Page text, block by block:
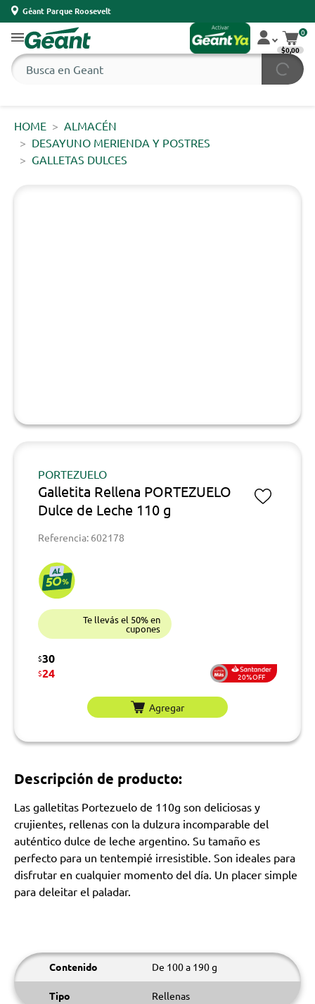
Géant Parque Roosevelt
0
$0,00
HOME
ALMACÉN
DESAYUNO MERIENDA Y POSTRES
GALLETAS DULCES
PORTEZUELO
Galletita Rellena PORTEZUELO
Dulce de Leche 110 g
Referencia: 602178
Te llevás el 50% en
cupones
$30
$24 20%OFF
Agregar
Descripción de producto:
Las galletitas Portezuelo de 110g son deliciosas y
crujientes, rellenas con la dulzura incomparable del
auténtico dulce de leche argentino. Su tamaño es
perfecto para un tentempié irresistible. Son ideales para
disfrutar en cualquier momento del día. Un placer simple
para deleitar el paladar.
Contenido De 100 a 190 g
Tipo Rellenas